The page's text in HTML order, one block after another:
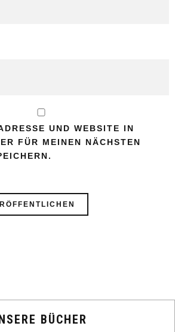
UND WEBSITE IN
FÜR MEINEN NÄCHSTEN
BÜCHER